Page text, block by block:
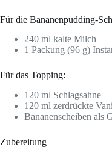
Für die Bananenpudding-
240 ml kalte Milch
1 Packung (96 g)
Für das Topping:
120 ml Schlagsahne
120 ml zerdrückte
Bananenscheiben als
Zubereitung